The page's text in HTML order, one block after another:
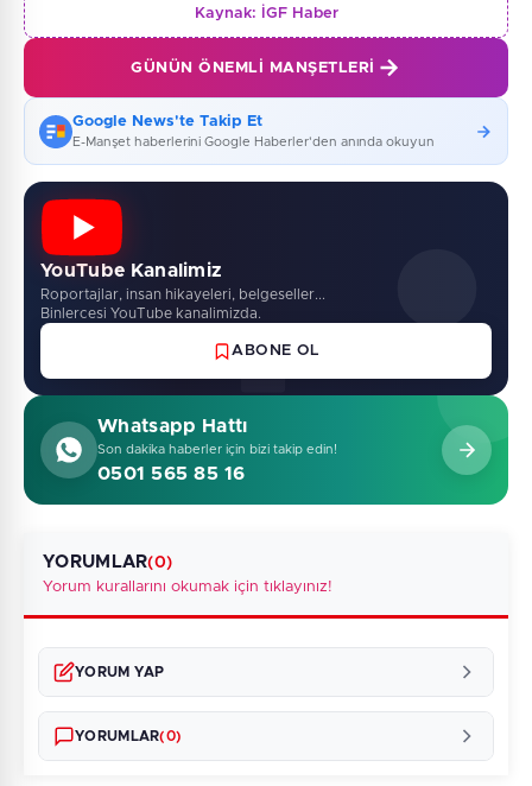
Kaynak: İGF Haber
GÜNÜN ÖNEMLI MANŞETLERI
Google News'te Takip Et
E-Manşet haberlerini Google Haberler'den anında okuyun
YouTube Kanalimiz
Roportajlar, insan hikayeleri, belgeseller...
Binlercesi YouTube kanalimizda.
ABONE OL
Whatsapp Hattı
Son dakika haberler için bizi takip edin!
0501 565 85 16
YORUMLAR(0)
Yorum kurallarını okumak için tıklayınız!
YORUM YAP
YORUMLAR(0)